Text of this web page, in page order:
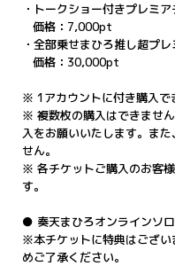
・トークショー付きプレミ
価格：7,000pt
・全部乗せまひろ推し超プ
価格：30,000pt
※ 1アカウントに付き購入で
※ 複数枚の購入はできませ
入をお願いいたします。ま
せん。
※ 各チケットご購入のお客
す。
● 奏天まひろオンラインソ
※本チケットに特典はござい
めご了承ください。